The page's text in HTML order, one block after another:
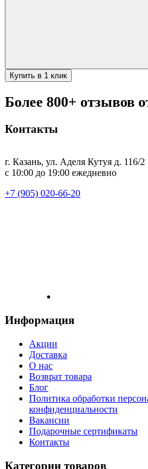
Купить в 1 клик
Более 800+ отзывов
Контакты
г. Казань, ул. Аделя Кутуя д. 116/2
с 10:00 до 19:00 ежедневно
+7 (905) 020-66-20
Информация
Акции
Доставка
О нас
Возврат товара
Блог
Политика обработки
конфиденциальности
Вакансии
Подарочные сертификаты
Контакты
Категории товаров